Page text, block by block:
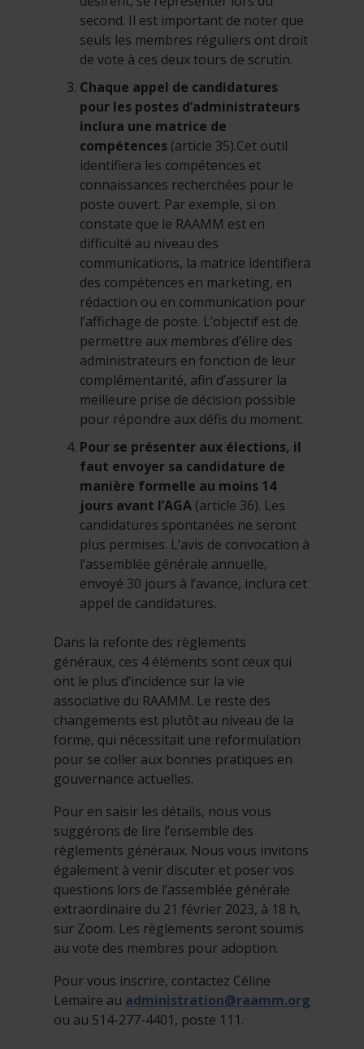
second. Il est important de noter que
seuls les membres réguliers ont droit
de vote à ces deux tours de scrutin.
Chaque appel de candidatures
pour les postes d’administrateurs
inclura une matrice de
compétences (article 35).Cet outil
identifiera les compétences et
connaissances recherchées pour le
poste ouvert. Par exemple, si on
constate que le RAAMM est en
difficulté au niveau des
communications, la matrice identifiera
des compétences en marketing, en
rédaction ou en communication pour
l’affichage de poste. L’objectif est de
permettre aux membres d’élire des
administrateurs en fonction de leur
complémentarité, afin d’assurer la
meilleure prise de décision possible
pour répondre aux défis du moment.
Pour se présenter aux élections, il
faut envoyer sa candidature de
manière formelle au moins 14
jours avant l’AGA (article 36). Les
candidatures spontanées ne seront
plus permises. L’avis de convocation à
l’assemblée générale annuelle,
envoyé 30 jours à l’avance, inclura cet
appel de candidatures.
Dans la refonte des règlements
généraux, ces 4 éléments sont ceux qui
ont le plus d’incidence sur la vie
associative du RAAMM. Le reste des
changements est plutôt au niveau de la
forme, qui nécessitait une reformulation
pour se coller aux bonnes pratiques en
gouvernance actuelles.
Pour en saisir les détails, nous vous
suggérons de lire l’ensemble des
règlements généraux. Nous vous invitons
également à venir discuter et poser vos
questions lors de l’assemblée générale
extraordinaire du 21 février 2023, à 18 h,
sur Zoom. Les règlements seront soumis
au vote des membres pour adoption.
Pour vous inscrire, contactez Céline
Lemaire au administration@raamm.org
ou au 514-277-4401, poste 111.